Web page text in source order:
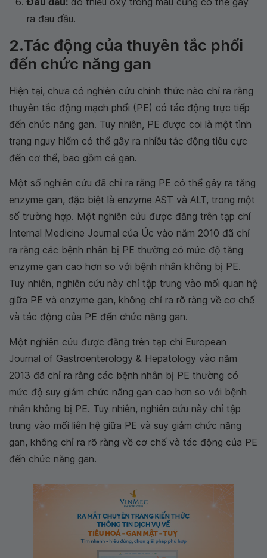
ra đau đầu.
2.Tác động của thuyên tắc phổi
đến chức năng gan
Hiện tại, chưa có nghiên cứu chính thức nào chỉ ra rằng
thuyên tắc động mạch phổi (PE) có tác động trực tiếp
đến chức năng gan. Tuy nhiên, PE được coi là một tình
trạng nguy hiểm có thể gây ra nhiều tác động tiêu cực
đến cơ thể, bao gồm cả gan.
Một số nghiên cứu đã chỉ ra rằng PE có thể gây ra tăng
enzyme gan, đặc biệt là enzyme AST và ALT, trong một
số trường hợp. Một nghiên cứu được đăng trên tạp chí
Internal Medicine Journal của Úc vào năm 2010 đã chỉ
ra rằng các bệnh nhân bị PE thường có mức độ tăng
enzyme gan cao hơn so với bệnh nhân không bị PE.
Tuy nhiên, nghiên cứu này chỉ tập trung vào mối quan hệ
giữa PE và enzyme gan, không chỉ ra rõ ràng về cơ chế
và tác động của PE đến chức năng gan.
Một nghiên cứu được đăng trên tạp chí European
Journal of Gastroenterology & Hepatology vào năm
2013 đã chỉ ra rằng các bệnh nhân bị PE thường có
mức độ suy giảm chức năng gan cao hơn so với bệnh
nhân không bị PE. Tuy nhiên, nghiên cứu này chỉ tập
trung vào mối liên hệ giữa PE và suy giảm chức năng
gan, không chỉ ra rõ ràng về cơ chế và tác động của PE
đến chức năng gan.